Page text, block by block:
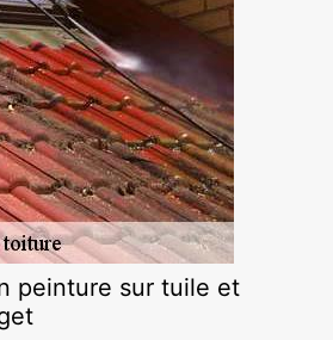
peinture sur tuile et